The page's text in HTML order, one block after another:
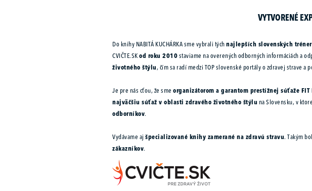
VYTVORENÉ
Do knihy NABITÁ KUCHÁRKA sme vybrali tých najlepších slovenských
CVIČTE.SK od roku 2010 staviame na overených odborných informáciách a
životného štýlu, čím sa radí medzi TOP slovenské portály o zdravej strave a
Je pre nás cťou, že sme organizátorom a garantom prestížnej súťaže FIT
najväčšiu súťaž v oblasti zdravého životného štýlu na Slovensku, v
odborníkov.
Vydávame aj špecializované knihy zamerané na zdravú stravu. Takým
zákazníkov.